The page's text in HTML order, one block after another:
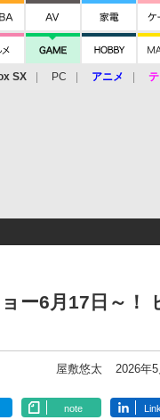
SX PC アニメ
ー6月17日～！
屋敷悠太 2026年
note